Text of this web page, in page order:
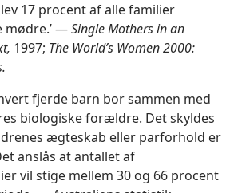
17 procent af alle familier
mødre.’ —Single Mothers in an
1997; The World’s Women 2000:
fjerde barn bor sammen med
biologiske forældre. Det skyldes
ægteskab eller parforhold er
anslås at antallet af
vil stige mellem 30 og 66 procent